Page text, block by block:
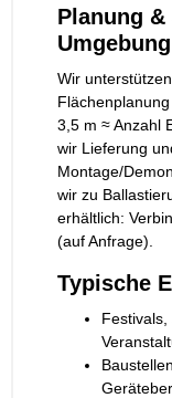
Planung
Umgebung
Wir
3,5 m ≈ Anzahl
wir Lieferung
Montage/
wir zu
erhältlich:
(auf Anfrage).
Typische
Festivals,